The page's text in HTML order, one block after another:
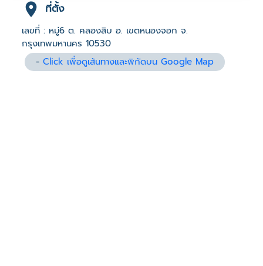
ที่ตั้ง
เลขที่ : หมู่6 ต. คลองสิบ อ. เขตหนองจอก จ.
กรุงเทพมหานคร 10530
-Click เพื่อดูเส้นทางและพิกัดบน Google Map